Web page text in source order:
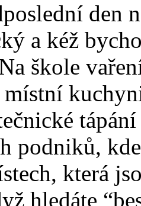
den
a kéž
škole
místní
podniků,
která
hledáte